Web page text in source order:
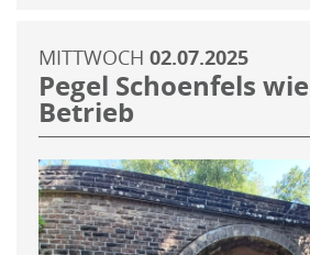
MITTWOCH 02.07.2025
Pegel Schoenfels
Betrieb